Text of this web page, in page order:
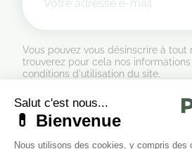
Vous pouvez vous désinscrire à tout
trouverez pour cela nos
conditions d'utilisation du site.
Formulaire de